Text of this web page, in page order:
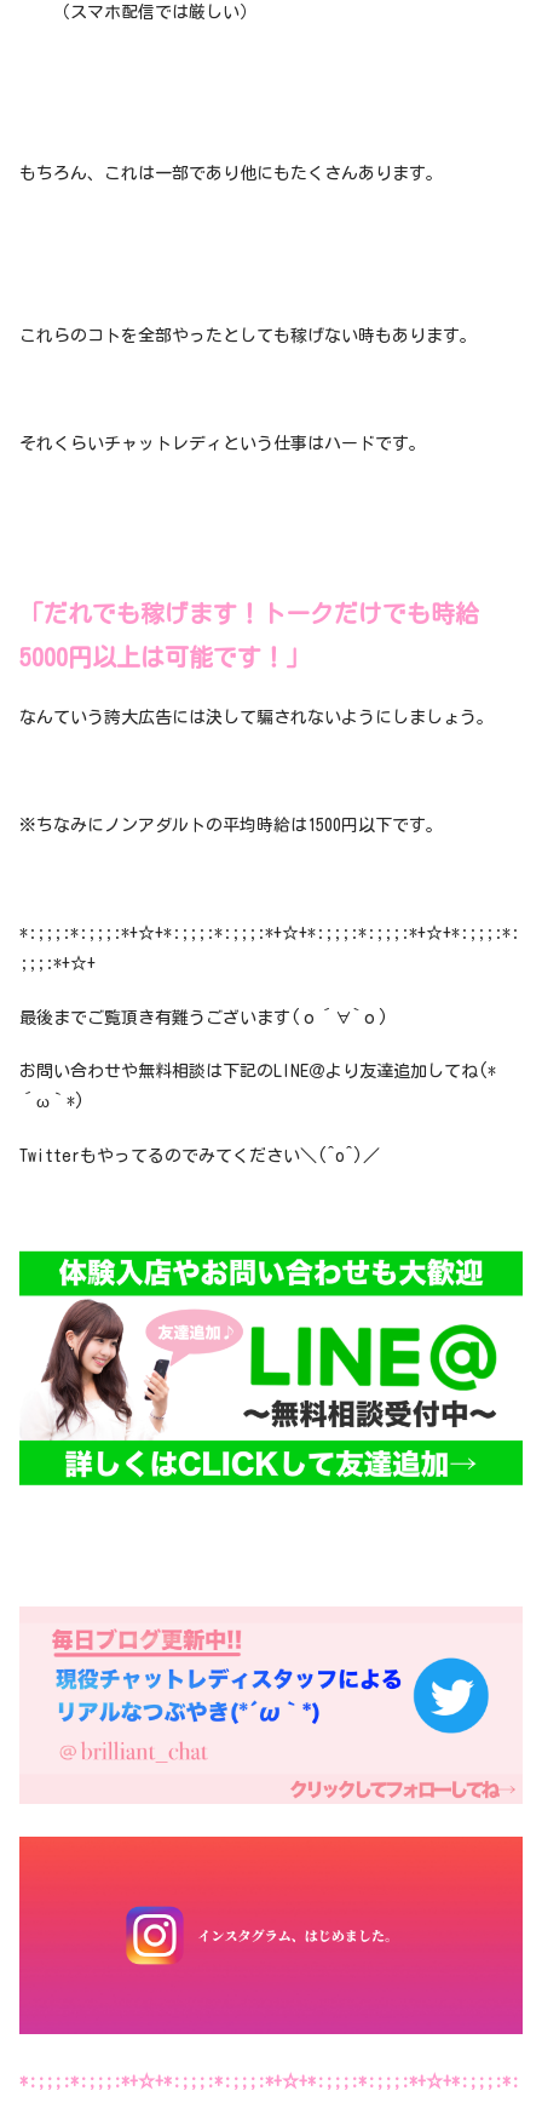
（スマホ配信では厳しい）
もちろん、これは一部であり他にもたくさんあります。
これらのコトを全部やったとしても稼げない時もあります。
それくらいチャットレディという仕事はハードです。
「だれでも稼げます！トークだけでも時給
5000円以上は可能です！」
なんていう誇大広告には決して騙されないようにしましょう。
※ちなみにノンアダルトの平均時給は1500円以下です。
*:;;;:*:;;;:*+☆+*:;;;:*:;;;:*+☆+*:;;;:*:;;;:*+☆+*:;;;:*:
;;;:*+☆+
最後までご覧頂き有難うございます(о´∀`о)
お問い合わせや無料相談は下記のLINE＠より友達追加してね(*
´ω｀*)
Twitterもやってるのでみてください＼(^o^)／
*:;;;:*:;;;:*+☆+*:;;;:*:;;;:*+☆+*:;;;:*:;;;:*+☆+*:;;;:*: